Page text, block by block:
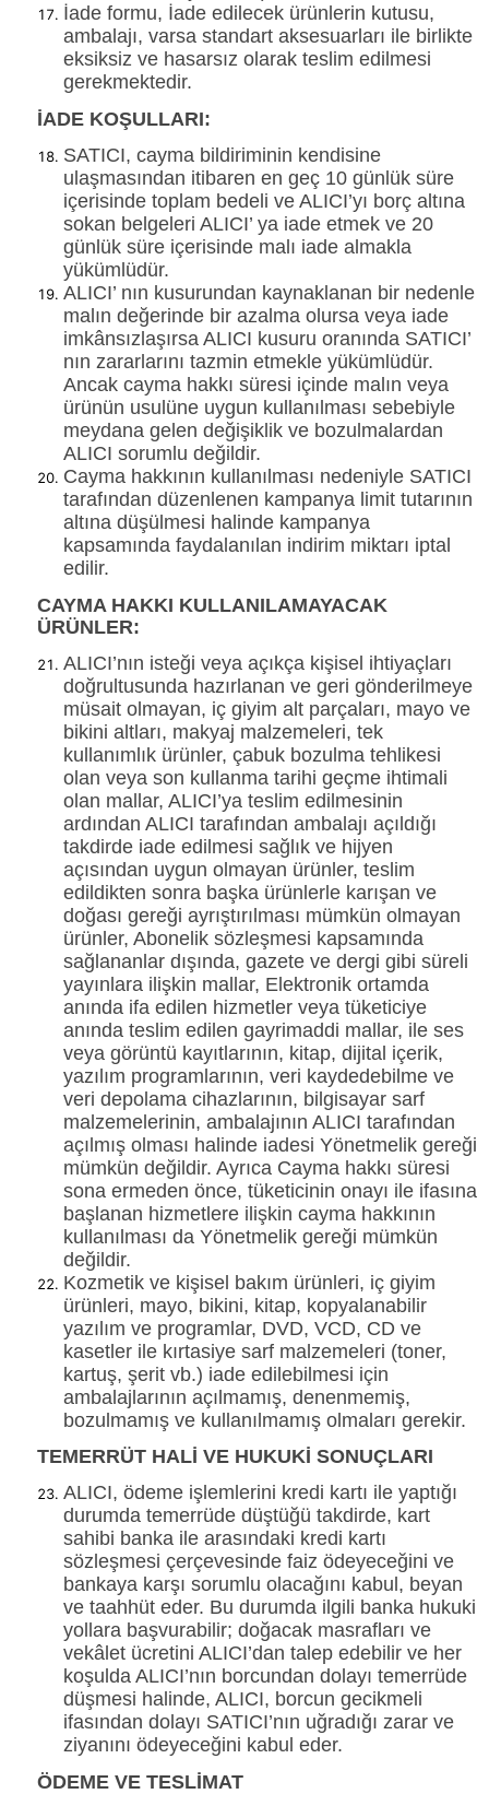
İade formu, İade edilecek ürünlerin kutusu,
ambalajı, varsa standart aksesuarları ile birlikte
eksiksiz ve hasarsız olarak teslim edilmesi
gerekmektedir.
İADE KOŞULLARI:
SATICI, cayma bildiriminin kendisine
ulaşmasından itibaren en geç 10 günlük süre
içerisinde toplam bedeli ve ALICI’yı borç altına
sokan belgeleri ALICI’ ya iade etmek ve 20
günlük süre içerisinde malı iade almakla
yükümlüdür.
ALICI’ nın kusurundan kaynaklanan bir nedenle
malın değerinde bir azalma olursa veya iade
imkânsızlaşırsa ALICI kusuru oranında SATICI’
nın zararlarını tazmin etmekle yükümlüdür.
Ancak cayma hakkı süresi içinde malın veya
ürünün usulüne uygun kullanılması sebebiyle
meydana gelen değişiklik ve bozulmalardan
ALICI sorumlu değildir.
Cayma hakkının kullanılması nedeniyle SATICI
tarafından düzenlenen kampanya limit tutarının
altına düşülmesi halinde kampanya
kapsamında faydalanılan indirim miktarı iptal
edilir.
CAYMA HAKKI KULLANILAMAYACAK
ÜRÜNLER:
ALICI’nın isteği veya açıkça kişisel ihtiyaçları
doğrultusunda hazırlanan ve geri gönderilmeye
müsait olmayan, iç giyim alt parçaları, mayo ve
bikini altları, makyaj malzemeleri, tek
kullanımlık ürünler, çabuk bozulma tehlikesi
olan veya son kullanma tarihi geçme ihtimali
olan mallar, ALICI’ya teslim edilmesinin
ardından ALICI tarafından ambalajı açıldığı
takdirde iade edilmesi sağlık ve hijyen
açısından uygun olmayan ürünler, teslim
edildikten sonra başka ürünlerle karışan ve
doğası gereği ayrıştırılması mümkün olmayan
ürünler, Abonelik sözleşmesi kapsamında
sağlananlar dışında, gazete ve dergi gibi süreli
yayınlara ilişkin mallar, Elektronik ortamda
anında ifa edilen hizmetler veya tüketiciye
anında teslim edilen gayrimaddi mallar, ile ses
veya görüntü kayıtlarının, kitap, dijital içerik,
yazılım programlarının, veri kaydedebilme ve
veri depolama cihazlarının, bilgisayar sarf
malzemelerinin, ambalajının ALICI tarafından
açılmış olması halinde iadesi Yönetmelik gereği
mümkün değildir. Ayrıca Cayma hakkı süresi
sona ermeden önce, tüketicinin onayı ile ifasına
başlanan hizmetlere ilişkin cayma hakkının
kullanılması da Yönetmelik gereği mümkün
değildir.
Kozmetik ve kişisel bakım ürünleri, iç giyim
ürünleri, mayo, bikini, kitap, kopyalanabilir
yazılım ve programlar, DVD, VCD, CD ve
kasetler ile kırtasiye sarf malzemeleri (toner,
kartuş, şerit vb.) iade edilebilmesi için
ambalajlarının açılmamış, denenmemiş,
bozulmamış ve kullanılmamış olmaları gerekir.
TEMERRÜT HALİ VE HUKUKİ SONUÇLARI
ALICI, ödeme işlemlerini kredi kartı ile yaptığı
durumda temerrüde düştüğü takdirde, kart
sahibi banka ile arasındaki kredi kartı
sözleşmesi çerçevesinde faiz ödeyeceğini ve
bankaya karşı sorumlu olacağını kabul, beyan
ve taahhüt eder. Bu durumda ilgili banka hukuki
yollara başvurabilir; doğacak masrafları ve
vekâlet ücretini ALICI’dan talep edebilir ve her
koşulda ALICI’nın borcundan dolayı temerrüde
düşmesi halinde, ALICI, borcun gecikmeli
ifasından dolayı SATICI’nın uğradığı zarar ve
ziyanını ödeyeceğini kabul eder.
ÖDEME VE TESLİMAT